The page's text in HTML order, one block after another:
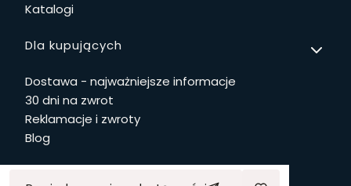
Katalogi
Dla kupujących
Dostawa - najważniejsze informacje
30 dni na zwrot
Reklamacje i zwroty
Blog